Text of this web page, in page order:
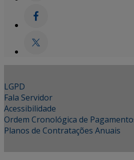
LGPD
Fala Servidor
Acessibilidade
Ordem Cronológica de
Planos de Contratações Anuais